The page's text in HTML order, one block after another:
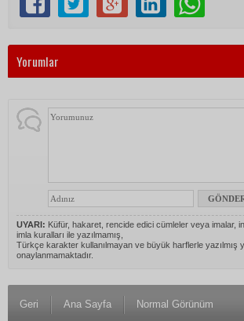
Yorumlar
UYARI: Küfür, hakaret, rencide edici cümleler veya imalar,
imla kuralları ile yazılmamış,
Türkçe karakter kullanılmayan ve büyük harflerle yazılmış
onaylanmamaktadır.
Geri Ana Sayfa Normal Görünüm